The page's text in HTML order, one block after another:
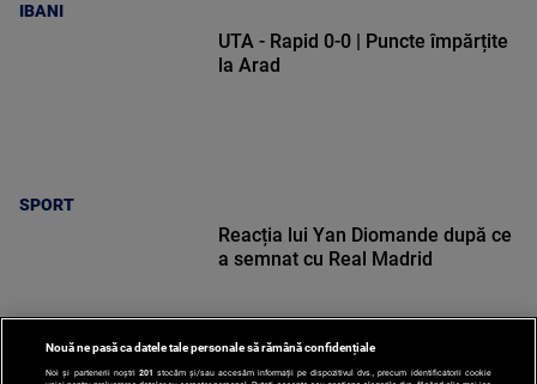
IBANI
SPORT
UTA - Rapid 0-0 | Puncte împărțite
la Arad
Reacția lui Yan Diomande după ce
a semnat cu Real Madrid
Nouă ne pasă ca datele tale personale să rămână confidențiale
Noi și partenerii noștri 201 stocăm și/sau accesăm informații pe dispozitivul dvs., precum identificatorii cookie